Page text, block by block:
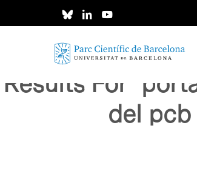
Results For
del pcb